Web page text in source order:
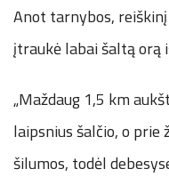
Anot tarnybos,
įtraukė labai šaltą orą
„Maždaug 1,5 km
laipsnius šalčio, o
šilumos, todėl